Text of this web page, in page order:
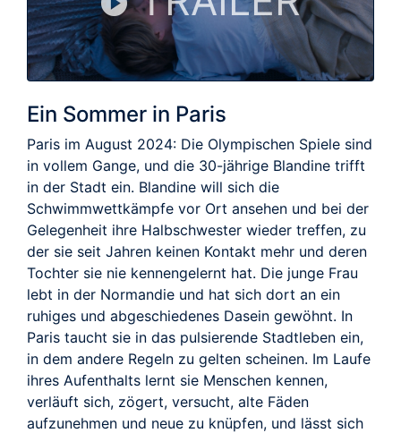
Ein Sommer in Paris
Paris im August 2024: Die Olympischen Spiele sind
in vollem Gange, und die 30-jährige Blandine trifft
in der Stadt ein. Blandine will sich die
Schwimmwettkämpfe vor Ort ansehen und bei der
Gelegenheit ihre Halbschwester wieder treffen, zu
der sie seit Jahren keinen Kontakt mehr und deren
Tochter sie nie kennengelernt hat. Die junge Frau
lebt in der Normandie und hat sich dort an ein
ruhiges und abgeschiedenes Dasein gewöhnt. In
Paris taucht sie in das pulsierende Stadtleben ein,
in dem andere Regeln zu gelten scheinen. Im Laufe
ihres Aufenthalts lernt sie Menschen kennen,
verläuft sich, zögert, versucht, alte Fäden
aufzunehmen und neue zu knüpfen, und lässt sich